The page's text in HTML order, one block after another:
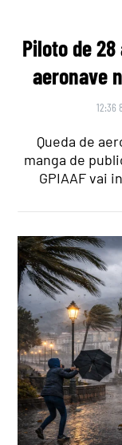
Piloto de
aeronave
12:36
Queda de
manga de
GPIAAF vai